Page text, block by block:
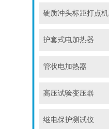
硬质冲头标距打点机
护套式电加热器
管状电加热器
高压试验变压器
继电保护测试仪